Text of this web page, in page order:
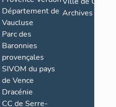
Département de
Vaucluse
Parc des
Baronnies
provençales
SIVOM du pays
de Vence
Dracénie
CC de Serre-
Archives